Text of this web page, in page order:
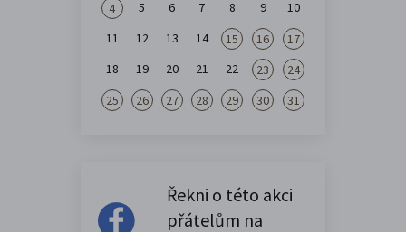
4 5 6 7 8 9
10
11
12 13 14 15 16
17
18
19 20 21 22 23
24
25
26 27 28 29 30 31
Řekni o této akci
přátelům na